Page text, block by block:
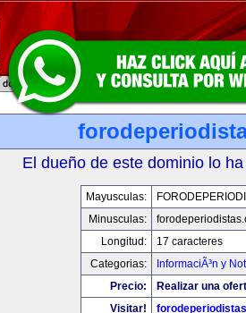
El dueño de este dominio lo
Mayusculas:
Minusculas:
Longitud:
17 caracteres
Categorias:
InformaciÃ³n y
Precio:
Realizar una
Visitar!